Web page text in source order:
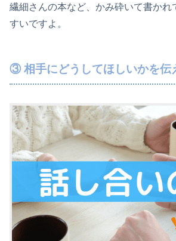
繊細さんの本など、かみ砕いて書かれ
すいですよ。
③ 相手にどうしてほしいかを伝